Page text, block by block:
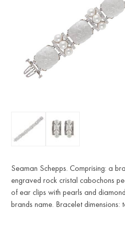
Seaman Schepps. Comprising: a
engraved rock cristal cabochons
of ear clips with pearls and
brands name. Bracelet dimensions: